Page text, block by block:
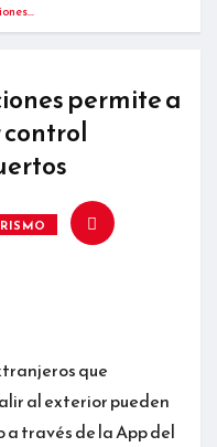
permite a
que
al exterior pueden
través de la App del